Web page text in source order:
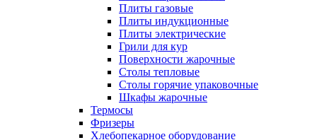
Плиты газовые
Плиты индукционные
Плиты электрические
Грили для кур
Поверхности жарочные
Столы тепловые
Столы горячие упаковочные
Шкафы жарочные
Термосы
Фризеры
Хлебопекарное оборудование